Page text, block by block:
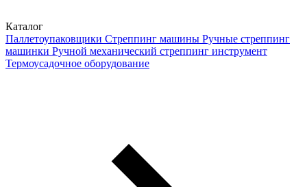
Каталог
Паллетоупаковщики Стреппинг машины Ручные стреппинг
машинки Ручной механический стреппинг инструмент
Термоусадочное оборудование